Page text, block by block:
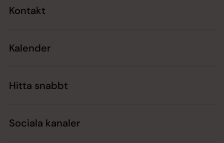
Kontakt
Kalender
Hitta snabbt
Sociala kanaler